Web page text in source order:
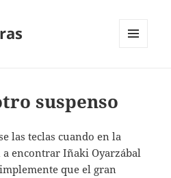
suspenso
las teclas cuando en la
encontrar Iñaki Oyarzábal
que el gran